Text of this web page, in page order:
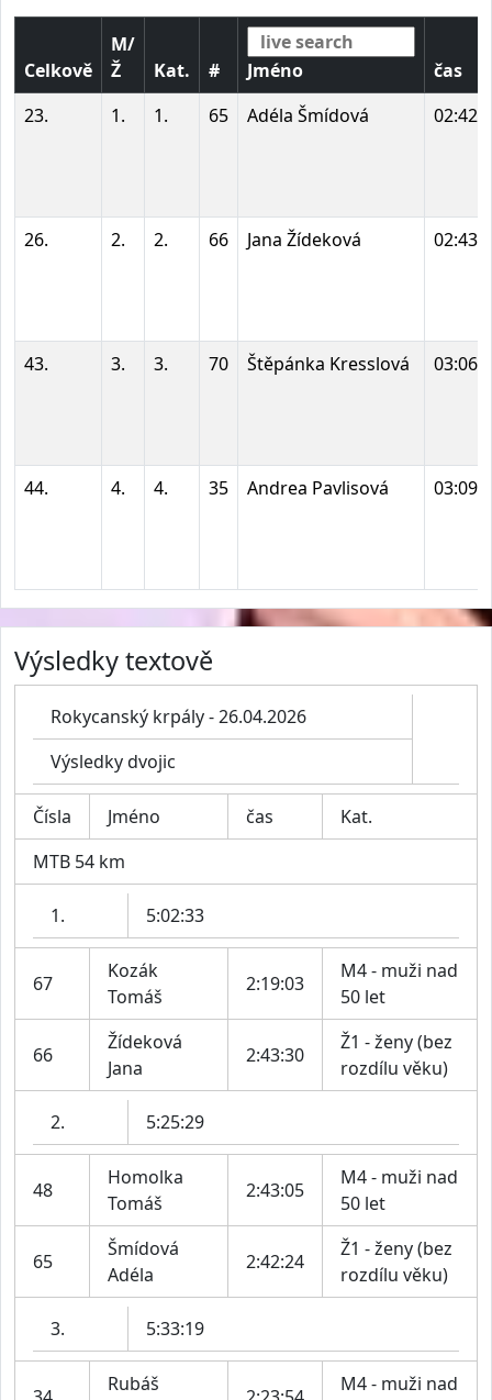
Celkově
M/
Ž
Kat. # Jméno
čas
23.
1. 1. 65 Adéla Šmídová
26. 2. 2. 66 Jana Žídeková
43. 3. 3. 70 Štěpánka Kresslová
44. 4. 4. 35 Andrea Pavlisová
Výsledky textově
Rokycanský krpály - 26.04.2026
Výsledky dvojic
Čísla Jméno čas
Kat.
MTB 54 km
1. 5:02:33
67
Kozák
Tomáš
2:19:03
M4 - muži nad
50 let
66
Žídeková
Jana
2:43:30
Ž1 - ženy (bez
rozdílu věku)
2. 5:25:29
48
Homolka
Tomáš
2:43:05
M4 - muži nad
50 let
65
Šmídová
Adéla
2:42:24
Ž1 - ženy (bez
rozdílu věku)
3. 5:33:19
Rubáš
M4 - muži nad